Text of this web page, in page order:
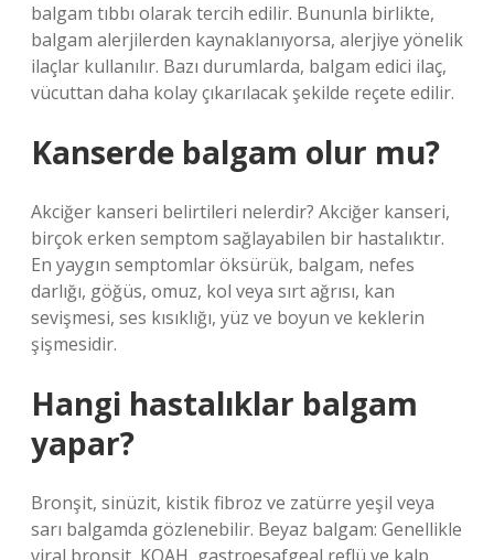
balgam tıbbı olarak tercih edilir. Bununla birlikte,
balgam alerjilerden kaynaklanıyorsa, alerjiye yönelik
ilaçlar kullanılır. Bazı durumlarda, balgam edici ilaç,
vücuttan daha kolay çıkarılacak şekilde reçete edilir.
Kanserde balgam olur mu?
Akciğer kanseri belirtileri nelerdir? Akciğer kanseri,
birçok erken semptom sağlayabilen bir hastalıktır.
En yaygın semptomlar öksürük, balgam, nefes
darlığı, göğüs, omuz, kol veya sırt ağrısı, kan
sevişmesi, ses kısıklığı, yüz ve boyun ve keklerin
şişmesidir.
Hangi hastalıklar balgam
yapar?
Bronşit, sinüzit, kistik fibroz ve zatürre yeşil veya
sarı balgamda gözlenebilir. Beyaz balgam: Genellikle